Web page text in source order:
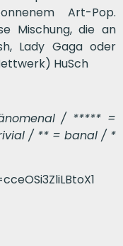
Art-Pop.
Mischung, die an
Lady Gaga oder
HuSch
/ ***** =
/ ** = banal / *